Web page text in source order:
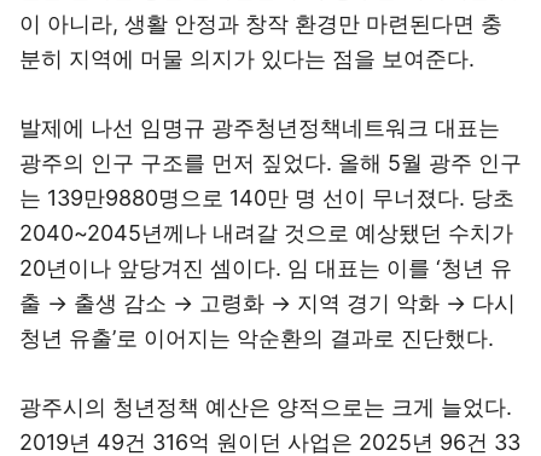
이 아니라, 생활 안정과 창작 환경만 마련된다면 충
분히 지역에 머물 의지가 있다는 점을 보여준다.
발제에 나선 임명규 광주청년정책네트워크 대표는
광주의 인구 구조를 먼저 짚었다. 올해 5월 광주 인구
는 139만9880명으로 140만 명 선이 무너졌다. 당초
2040~2045년께나 내려갈 것으로 예상됐던 수치가
20년이나 앞당겨진 셈이다. 임 대표는 이를 ‘청년 유
출 → 출생 감소 → 고령화 → 지역 경기 악화 → 다시
청년 유출’로 이어지는 악순환의 결과로 진단했다.
광주시의 청년정책 예산은 양적으로는 크게 늘었다.
2019년 49건 316억 원이던 사업은 2025년 96건 33